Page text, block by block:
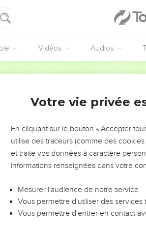
Vidéos Audios
L’ÉVÉNEMENT DE
VOUS ÉVITER LES VOTRES ?
pour leurs réussites, leur impact, leur foi ou
et les saisons difficiles qu'ils ont traversés, alors
entrepreneurs, et responsables reviennent
et les clés pour avancer avec plus de sagesse
vous guidiez un ministère, une équipe, un
vous.
Votre vie privée
En cliquant sur le bouton « Accepter
utilise des traceurs (comme des
et traite vos données à caractère
informations renseignées dans votre
Mesurer l'audience de notre service
Vous permettre d'utiliser des
Vous permettre d'entrer en contact